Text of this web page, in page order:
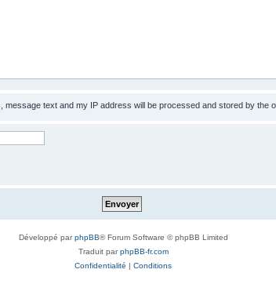
message text and my IP address will be processed and stored by the
Développé parphpBB® Forum Software © phpBB Limited
Traduit parphpBB-fr.com
Confidentialité | Conditions